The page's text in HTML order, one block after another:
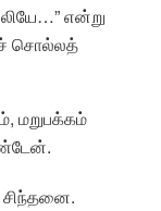
என்று
சொல்லத்
மறுபக்கம்
சிந்தனை.